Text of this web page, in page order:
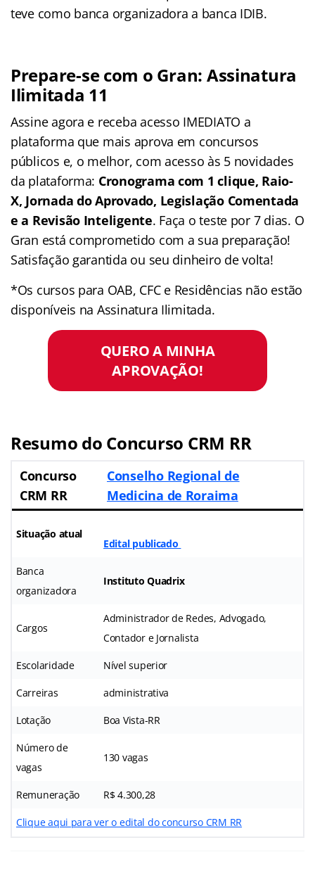
teve como banca organizadora a banca IDIB.
Prepare-se com o Gran: Assinatura
Ilimitada 11
Assine agora e receba acesso IMEDIATO a
plataforma que mais aprova em concursos
públicos e, o melhor, com acesso às 5 novidades
da plataforma: Cronograma com 1 clique, Raio-
X, Jornada do Aprovado, Legislação Comentada
e a Revisão Inteligente. Faça o teste por 7 dias. O
Gran está comprometido com a sua preparação!
Satisfação garantida ou seu dinheiro de volta!
*Os cursos para OAB, CFC e Residências não estão
disponíveis na Assinatura Ilimitada.
QUERO A MINHA
APROVAÇÃO!
Resumo do Concurso CRM RR
Concurso
CRM RR
Conselho Regional de
Medicina de Roraima
Situação atual
Edital publicado
Banca
organizadora
Instituto Quadrix
Cargos
Administrador de Redes, Advogado,
Contador e Jornalista
Escolaridade Nível superior
Carreiras administrativa
Lotação Boa Vista-RR
Número de
vagas
130 vagas
Remuneração R$ 4.300,28
Clique aqui para ver o edital do concurso CRM RR